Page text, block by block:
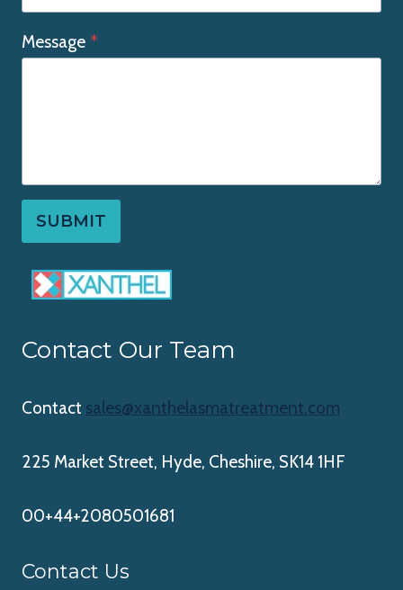
Message *
SUBMIT
Contact Our Team
Contact sales@xanthelasmatreatment.com
225 Market Street, Hyde, Cheshire, SK14 1HF
00+44+2080501681
Contact Us